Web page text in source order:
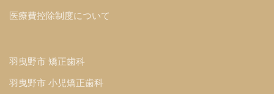
医療費控除制度について
羽曳野市 矯正歯科
羽曳野市 小児矯正歯科